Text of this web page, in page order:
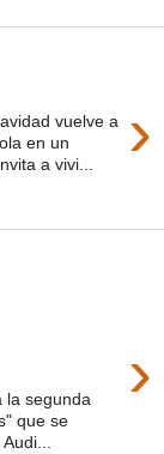
›
vuelve a
en un
a vivi...
›
la segunda
que se